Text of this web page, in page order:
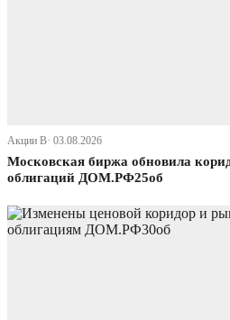
Акции В· 03.08.2026
Московская биржа обновила
облигаций ДОМ.РФ25об